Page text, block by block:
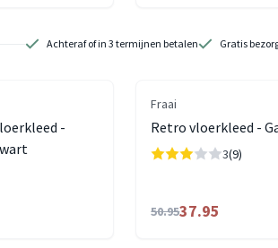
Achteraf of in 3 termijnen betalen Gratis
-
Fraai
Retro vloerkleed -
3(9)
50.9537.95